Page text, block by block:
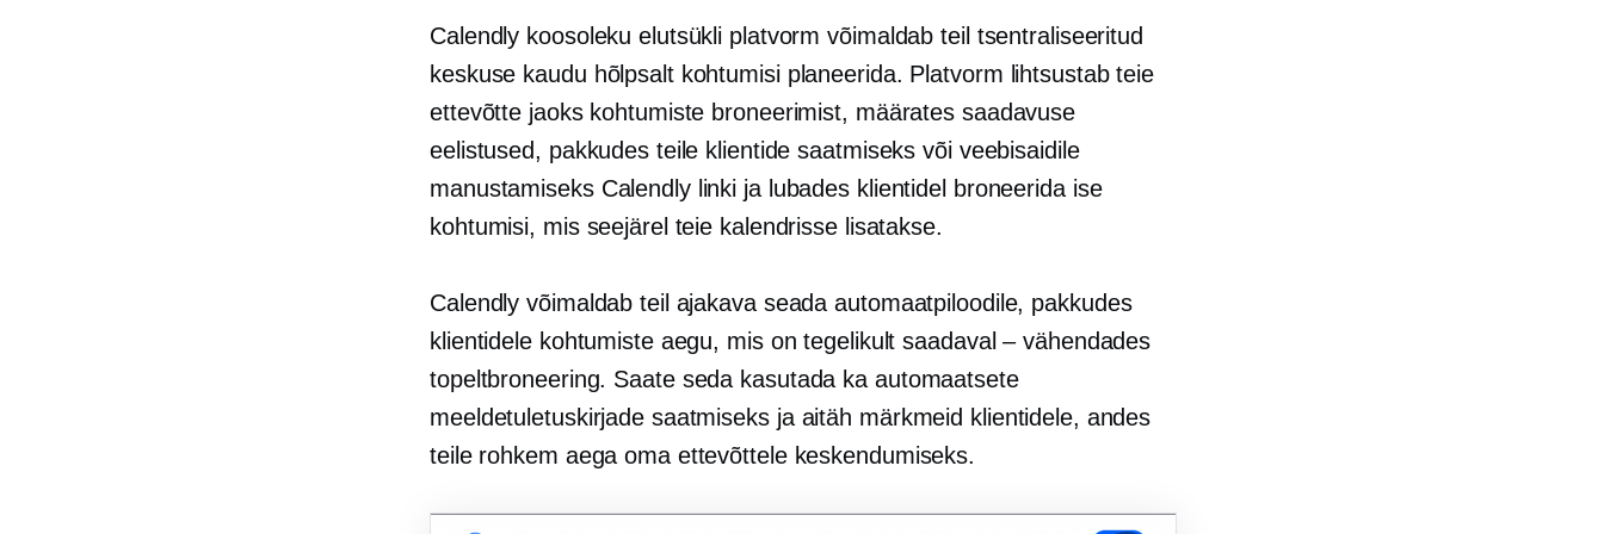
Calendly koosoleku elutsükli platvorm võimaldab teil tsentraliseeritud
keskuse kaudu hõlpsalt kohtumisi planeerida. Platvorm lihtsustab teie
ettevõtte jaoks kohtumiste broneerimist, määrates saadavuse
eelistused, pakkudes teile klientide saatmiseks või veebisaidile
manustamiseks Calendly linki ja lubades klientidel broneerida ise
kohtumisi, mis seejärel teie kalendrisse lisatakse.
Calendly võimaldab teil ajakava seada automaatpiloodile, pakkudes
klientidele kohtumiste aegu, mis on tegelikult saadaval – vähendades
topeltbroneering. Saate seda kasutada ka automaatsete
meeldetuletuskirjade saatmiseks ja aitäh märkmeid klientidele, andes
teile rohkem aega oma ettevõttele keskendumiseks.